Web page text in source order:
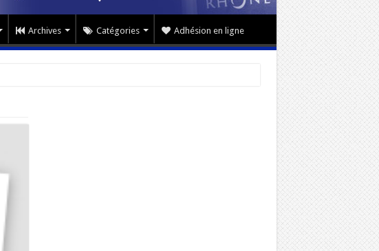
Archives Catégories Adhésion en ligne